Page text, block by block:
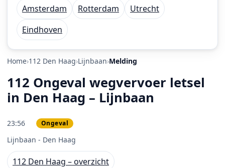
Amsterdam Rotterdam
Utrecht
Eindhoven
Home 112 Den Haag Lijnbaan Melding
112 Ongeval wegvervoer letsel
in Den Haag – Lijnbaan
23:56 Ongeval
Lijnbaan - Den Haag
112 Den Haag – overzicht